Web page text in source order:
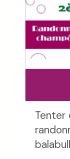
Tenter